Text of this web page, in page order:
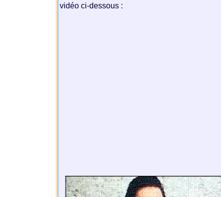
vidéo ci-dessous :